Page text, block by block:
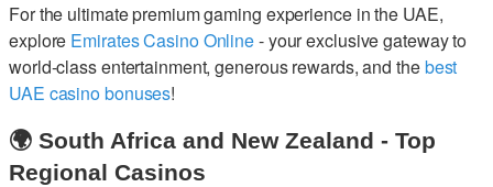
For the ultimate premium gaming experience in the UAE,
explore Emirates Casino Online- your exclusive gateway to
world-class entertainment, generous rewards, and thebest
UAE casino bonuses!
🌍 South Africa and New Zealand - Top
Regional Casinos